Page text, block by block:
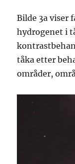
Bilde 3a viser
hydrogenet i
tåka etter
områder,